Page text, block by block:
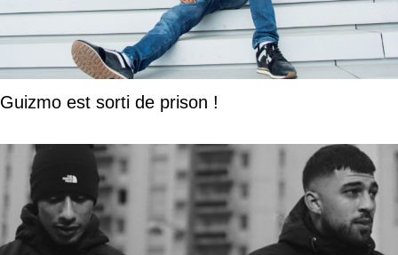
Guizmo est sorti de prison !